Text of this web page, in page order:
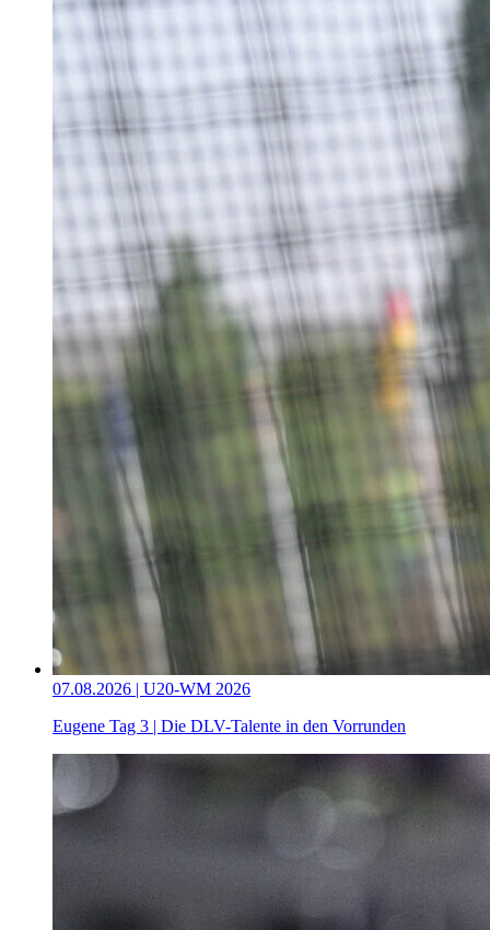
07.08.2026 | U20-WM 2026
Eugene Tag 3 | Die DLV-Talente in den Vorrunden